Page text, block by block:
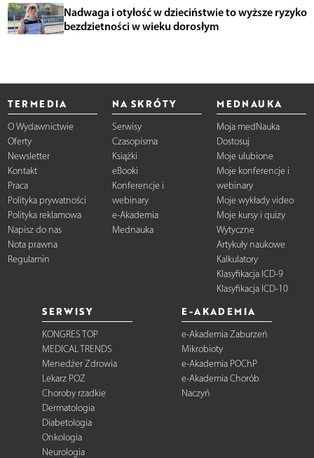
Nadwaga i otyłość w dzieciństwie to wyższe ryzyko
bezdzietności w wieku dorosłym
TERMEDIA
O Wydawnictwie
Oferty
Newsletter
Kontakt
Praca
Polityka prywatności
Polityka reklamowa
Napisz do nas
Nota prawna
Regulamin
NA SKRÓTY
Serwisy
Czasopisma
Książki
eBooki
Konferencje i
webinary
e-Akademia
Mednauka
MEDNAUKA
Moja medNauka
Dostosuj
Moje ulubione
Moje konferencje i
webinary
Moje wykłady video
Moje kursy i quizy
Wytyczne
Artykuły naukowe
Kalkulatory
Klasyfikacja ICD-9
Klasyfikacja ICD-10
SERWISY
KONGRES TOP
MEDICAL TRENDS
Menedżer Zdrowia
Lekarz POZ
Choroby rzadkie
Dermatologia
Diabetologia
Onkologia
Neurologia
E-AKADEMIA
e-Akademia Zaburzeń
Mikrobioty
e-Akademia POChP
e-Akademia Chorób
Naczyń